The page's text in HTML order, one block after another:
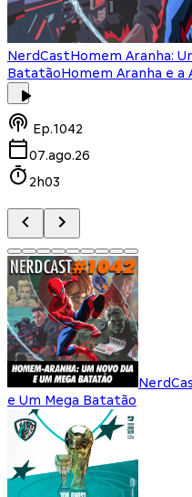
NerdCastHomem Aranha:
BatatãoHomem Aranha e a
Ep.1042
07.ago.26
2h03
e Um Mega Batatão